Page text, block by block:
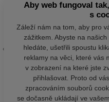
Aby web fungoval
s
Záleží nám na tom, aby pro
zážitkem. Abyste na
hledáte, ušetřili spoustu
reklamy na věci, které vás
v zobrazení na které jste
přihlašovat. Proto od
zpracováním souborů
se dočasně ukládají ve